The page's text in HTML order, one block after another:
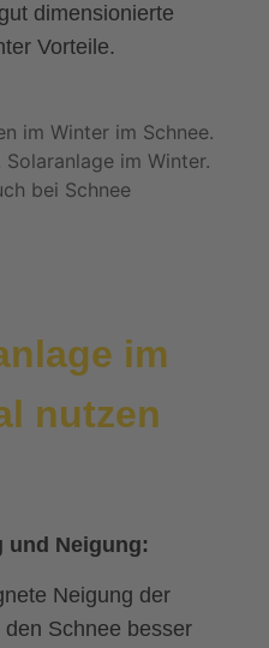
dimensionierte
Vorteile.
im
nutzen
und Neigung:
Neigung der
Schnee besser